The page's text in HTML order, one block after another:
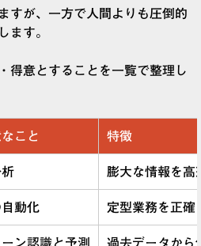
すが、一方で人間よりも圧倒的
ます。
得意とすることを一覧で整理し
こと 特徴
膨大な情報を高
動化 定型業務を正確
ン認識と予測 過去データから